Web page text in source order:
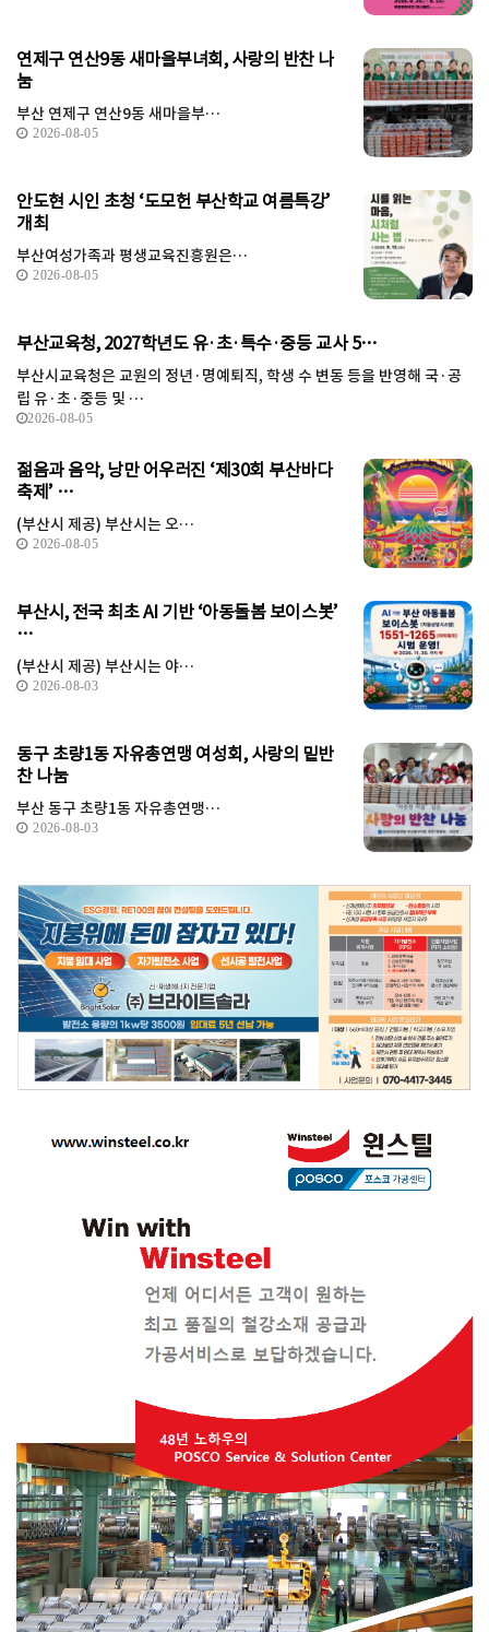
연제구 연산9동 새마을부녀회, 사랑의 반찬 나
눔
부산 연제구 연산9동 새마을부…
2026-08-05
안도현 시인 초청 ‘도모헌 부산학교 여름특강’
개최
부산여성가족과 평생교육진흥원은…
2026-08-05
부산교육청, 2027학년도 유·초·특수·중등 교사 5…
부산시교육청은 교원의 정년·명예퇴직, 학생 수 변동 등을 반영해 국·공
립 유·초·중등 및 …
2026-08-05
젊음과 음악, 낭만 어우러진 ‘제30회 부산바다
축제’ …
(부산시 제공) 부산시는 오…
2026-08-05
부산시, 전국 최초 AI 기반 ‘아동돌봄 보이스봇’
…
(부산시 제공) 부산시는 야…
2026-08-03
동구 초량1동 자유총연맹 여성회, 사랑의 밑반
찬 나눔
부산 동구 초량1동 자유총연맹…
2026-08-03